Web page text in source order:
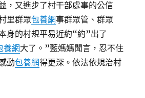
，又進步了村干部處事的公信
里群眾包養網事群眾管、群眾
身的村規平易近約“約”出了
養網大了。”藍媽媽聞言，忍不住
動包養網得更深。依法依規治村